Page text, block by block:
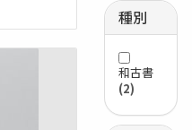
種別
和古書
(2)